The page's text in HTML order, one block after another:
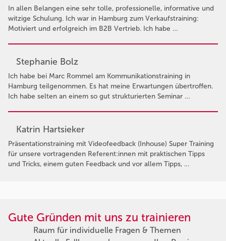
In allen Belangen eine sehr tolle, professionelle, informative und
witzige Schulung. Ich war in Hamburg zum Verkaufstraining:
Motiviert und erfolgreich im B2B Vertrieb. Ich habe …
Stephanie Bolz
Ich habe bei Marc Rommel am Kommunikationstraining in
Hamburg teilgenommen. Es hat meine Erwartungen übertroffen.
Ich habe selten an einem so gut strukturierten Seminar …
Katrin Hartsieker
Präsentationstraining mit Videofeedback (Inhouse) Super Training
für unsere vortragenden Referent:innen mit praktischen Tipps
und Tricks, einem guten Feedback und vor allem Tipps, …
Gute Gründen mit uns zu trainieren
Raum für individuelle Fragen & Themen